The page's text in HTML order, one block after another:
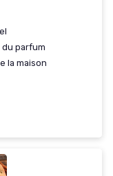
parfum
la maison